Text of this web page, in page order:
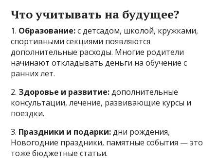
Что учитывать на будущее?
1. Образование:с детсадом, школой, кружками,
спортивными секциями появляются
дополнительные расходы. Многие родители
начинают откладывать деньги на обучение с
ранних лет.
2. Здоровье и развитие:дополнительные
консультации, лечение, развивающие курсы и
поездки.
3. Праздники и подарки:дни рождения,
Новогодние праздники, памятные события — это
тоже бюджетные статьи.